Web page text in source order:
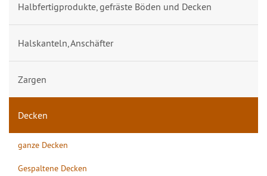
Halbfertigprodukte, gefräste Böden und Decken
Halskanteln, Anschäfter
Zargen
Decken
ganze Decken
Gespaltene Decken